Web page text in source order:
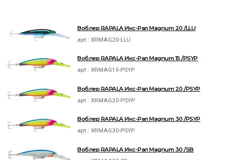
Воблер RAPALA Икс-Рап Magnum 20 /LLU
арт.:XRMAG20-LLU
Воблер RAPALA Икс-Рап Magnum 15 /PSYP
арт.:XRMAG15-PSYP
Воблер RAPALA Икс-Рап Magnum 20 /PSYP
арт.:XRMAG20-PSYP
Воблер RAPALA Икс-Рап Magnum 30 /PSYP
арт.:XRMAG30-PSYP
Воблер RAPALA Икс-Рап Magnum 30 /SB